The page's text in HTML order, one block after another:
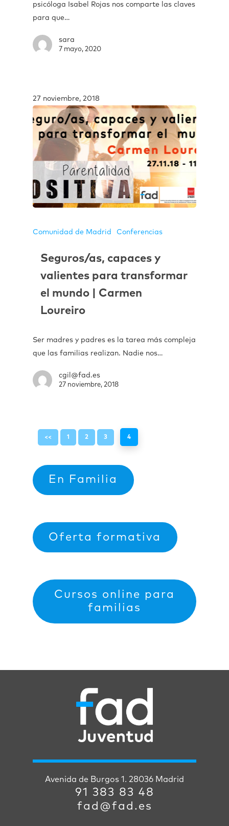
psicóloga Isabel Rojas nos comparte las claves
para que…
sara
7 mayo, 2020
27 noviembre, 2018
Comunidad de Madrid Conferencias
Seguros/as, capaces y
valientes para transformar
el mundo | Carmen
Loureiro
Ser madres y padres es la tarea más compleja
que las familias realizan. Nadie nos…
cgil@fad.es
27 noviembre, 2018
<< 1 2 3 4
En Familia
Oferta formativa
Cursos online para
familias
Avenida de Burgos 1. 28036 Madrid
91 383 83 48
fad@fad.es